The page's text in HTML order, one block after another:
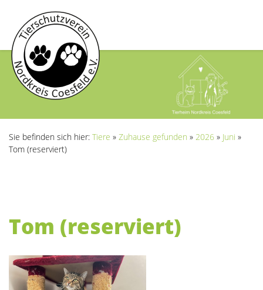
Sie befinden sich hier: Tiere » Zuhause gefunden » 2026 » Juni »
Tom (reserviert)
Tom (reserviert)